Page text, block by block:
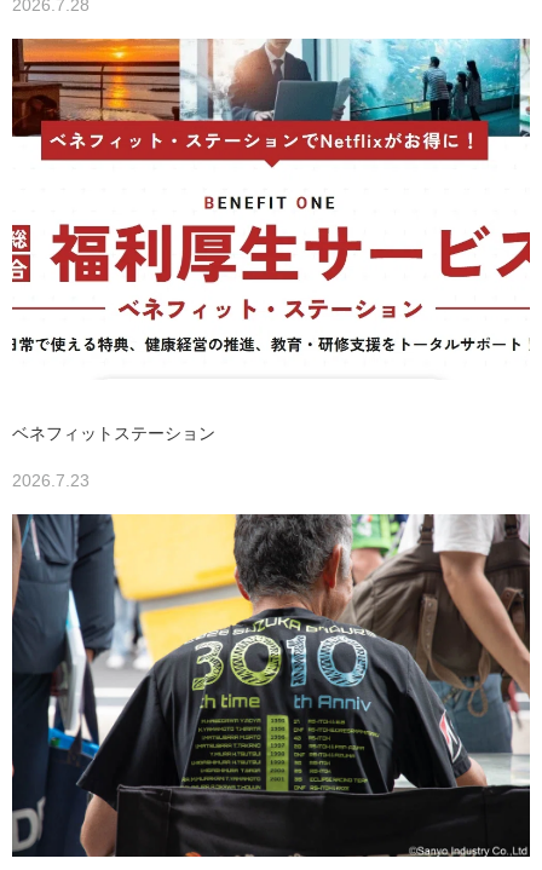
2026.7.28
ベネフィットステーション
2026.7.23